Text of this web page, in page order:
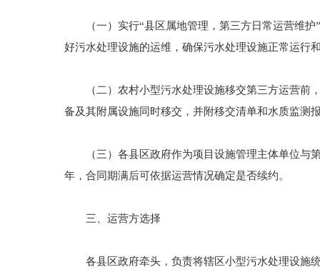
（一）实行“县区属地管理，第三方日常运营维护”
好污水处理设施的运维，确保污水处理设施正常运行
（二）农村小型污水处理设施移交第三方运营前，
备及其附属设施同时移交，并附移交清单和水质监测
（三）各县区政府作为项目设施管理主体单位与第
年，合同期满后可依据运营情况确定是否续约。
三、运营方选择
各县区政府牵头，负责将辖区小型污水处理设施统